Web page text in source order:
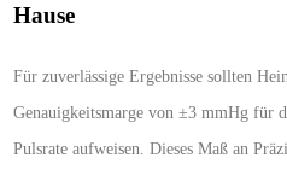
Hause
Für zuverlässige Ergebnisse sollten
Genauigkeitsmarge von ±3 mmHg für
Pulsrate aufweisen. Dieses Maß an